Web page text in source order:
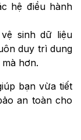
hệ điều hành
sinh dữ liệu
duy trì dung
hơn.
bạn vừa tiết
an toàn cho